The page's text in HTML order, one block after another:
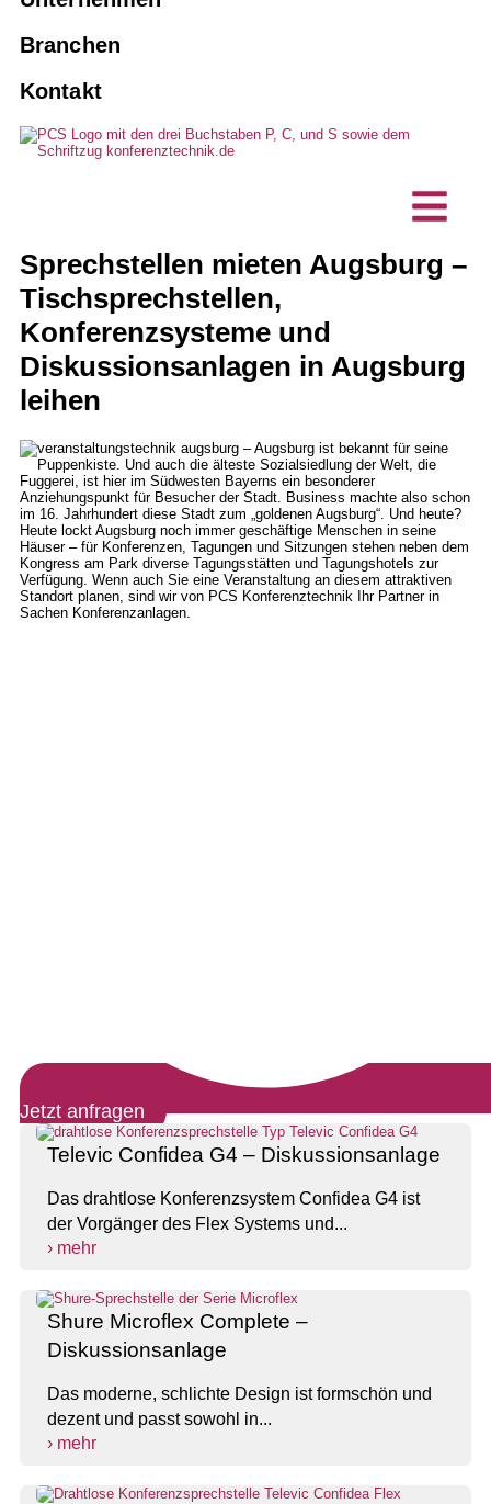
Dolmetscher buchen
Instandhaltung und Wartung
Sonderanfertigungen
KI-Dolmetschlösungen
Hybride Events
Sprechstellen / Tischmikrofone
10 gute Gründe für PCS
Vision, Nachhaltigkeit
Projekte, Referenzen
News
Branchen
Agenturen
Wirtschaftsunternehmen
Kontakt
Sprechstellen mieten Augsburg –
Tischsprechstellen,
Konferenzsysteme und
Diskussionsanlagen in Augsburg
leihen
Jetzt anfragen
Televic Confidea G4 – Diskussionsanlage
Das drahtlose Konferenzsystem Confidea G4 ist
der Vorgänger des Flex Systems und...
› mehr
Shure Microflex Complete –
Diskussionsanlage
Das moderne, schlichte Design ist formschön und
dezent und passt sowohl in...
› mehr